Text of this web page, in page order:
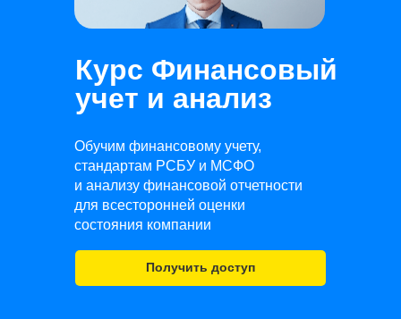
Курс Финансовый
учет и анализ
Обучим финансовому учету,
стандартам РСБУ и МСФО
и анализу финансовой отчетности
для всесторонней оценки
состояния компании
Получить доступ